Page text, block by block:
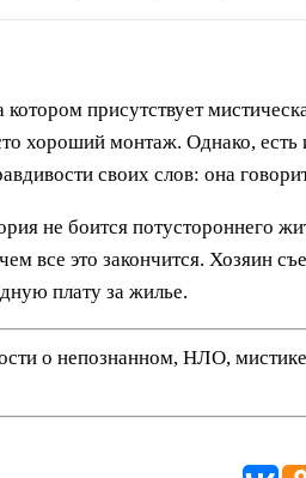
присутствует
хороший монтаж. Однако,
своих слов: она
не боится потустороннего
все это закончится. Хозяин
плату за жилье.
о непознанном, НЛО,